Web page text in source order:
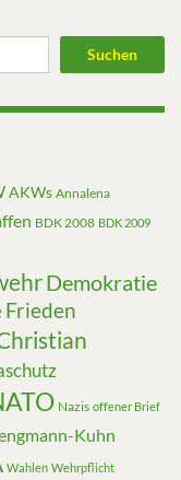
Suchen
AKWs Annalena
BDK 2008 BDK 2009
Demokratie
Frieden
Nazis offener Brief
Kuhn
Wahlen Wehrpflicht